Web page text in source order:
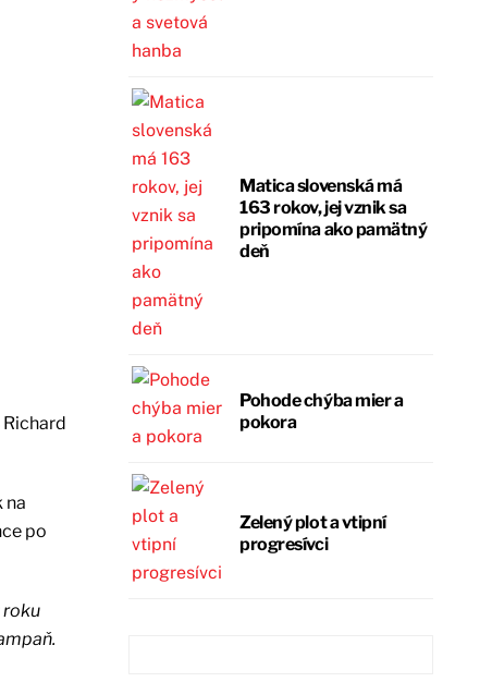
na
po
roku
Matica slovenská má
163 rokov, jej vznik sa
pripomína ako pamätný
deň
Pohode chýba mier a
pokora
Zelený plot a vtipní
progresívci